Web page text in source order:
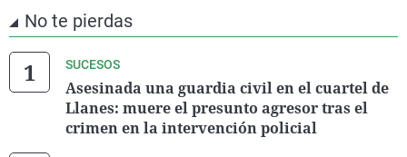
No te pierdas
SUCESOS
Asesinada una guardia civil en el cuartel de
Llanes: muere el presunto agresor tras el
crimen en la intervención policial